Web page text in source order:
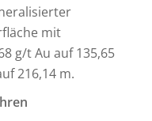
mit
g/t Au auf 135,65
216,14 m.